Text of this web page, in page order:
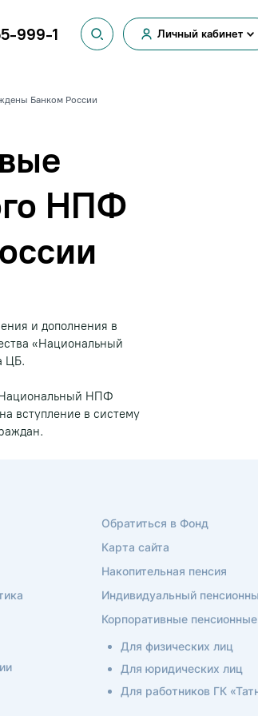
Личный кабинет
999-1
Банком России
НПФ
и дополнения в
«Национальный
ЦБ.
Национальный НПФ
вступление в систему
Обратиться в Фонд
Карта сайта
Накопительная пенсия
Индивидуальный
Корпоративные
Для физических лиц
Для юридических лиц
Для работников ГК